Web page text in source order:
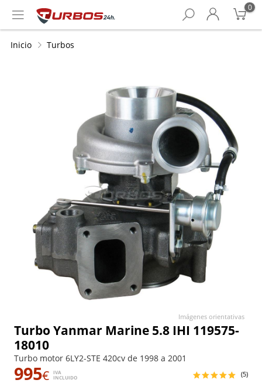
0
Inicio Turbos
Turbo Yanmar Marine 5.8 IHI 119575-
18010
Turbo motor 6LY2-STE 420cv de 1998 a 2001
995€
IVA
INCLUIDO
(5)
Imágenes orientativas